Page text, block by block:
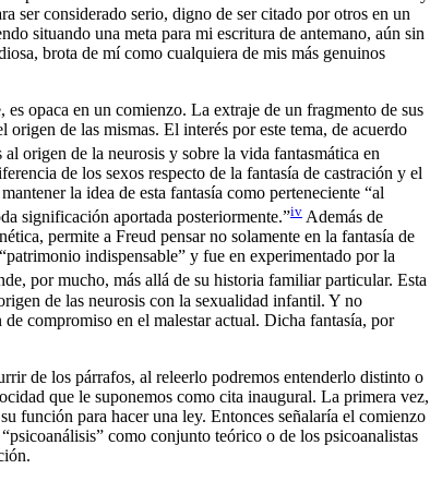
ser considerado serio, digno de ser citado por otros en un
situando una meta para mi escritura de antemano, aún sin
brota de mí como cualquiera de mis más genuinos
opaca en un comienzo. La extraje de un fragmento de sus
de las mismas. El interés por este tema, de acuerdo
origen de la neurosis y sobre la vida fantasmática en
de los sexos respecto de la fantasía de castración y el
la idea de esta fantasía como perteneciente “al
significación aportada posteriormente.”iv Además de
permite a Freud pensar no solamente en la fantasía de
indispensable” y fue en experimentado por la
por mucho, más allá de su historia familiar particular. Esta
de las neurosis con la sexualidad infantil. Y no
compromiso en el malestar actual. Dicha fantasía, por
de los párrafos, al releerlo podremos entenderlo distinto o
que le suponemos como cita inaugural. La primera vez,
función para hacer una ley. Entonces señalaría el comienzo
como conjunto teórico o de los psicoanalistas